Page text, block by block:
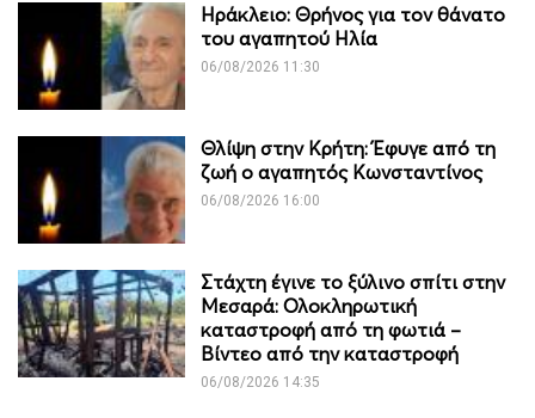
Ηράκλειο: Θρήνος για τον θάνατο
του αγαπητού Ηλία
06/08/2026 11:30
Θλίψη στην Κρήτη: Έφυγε από τη
ζωή ο αγαπητός Κωνσταντίνος
06/08/2026 16:00
Στάχτη έγινε το ξύλινο σπίτι στην
Μεσαρά: Ολοκληρωτική
καταστροφή από τη φωτιά –
Βίντεο από την καταστροφή
06/08/2026 14:35